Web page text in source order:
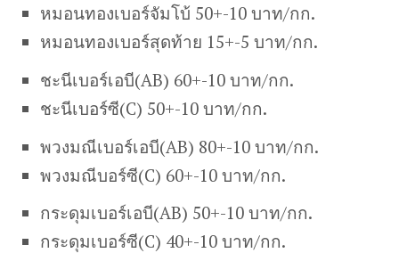
หมอนทองเบอร์จัมโบ้ 50+-10 บาท/กก.
หมอนทองเบอร์สุดท้าย 15+-5 บาท/กก.
ชะนีเบอร์เอบี(AB) 60+-10 บาท/กก.
ชะนีเบอร์ซี(C) 50+-10 บาท/กก.
พวงมณีเบอร์เอบี(AB) 80+-10 บาท/กก.
พวงมณีบอร์ซี(C) 60+-10 บาท/กก.
กระดุมเบอร์เอบี(AB) 50+-10 บาท/กก.
กระดุมเบอร์ซี(C) 40+-10 บาท/กก.